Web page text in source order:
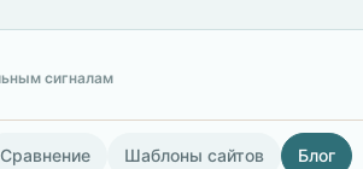
сигналам
Сравнение Шаблоны сайтов Блог